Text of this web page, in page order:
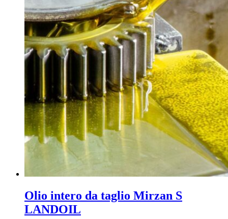
Olio intero da taglio Mirzan S
LANDOIL